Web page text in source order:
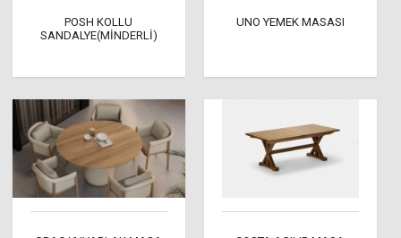
POSH KOLLU
SANDALYE(MİNDERLİ)
UNO YEMEK MASASI